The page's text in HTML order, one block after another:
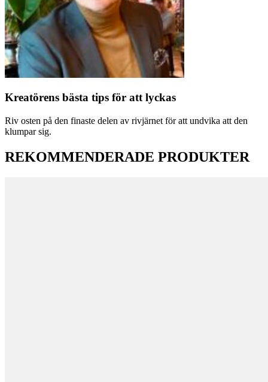
Kreatörens bästa tips för att lyckas
Riv osten på den finaste delen av rivjärnet för att undvika att den
klumpar sig.
REKOMMENDERADE PRODUKTER